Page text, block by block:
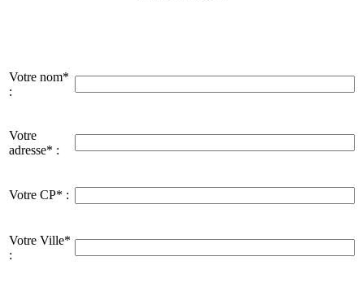
Votre nom*
:
Votre
adresse* :
Votre CP* :
Votre Ville*
: